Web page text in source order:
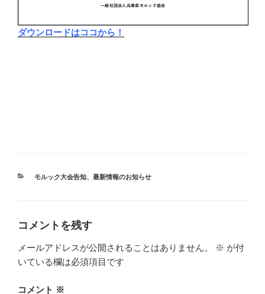
ダウンロードはココから！
カ
モルック大会告知、 最新情報のお知らせ
コメントを残す
メールアドレスが公開されることはありません。 ※ が付
いている欄は必須項目です
コメント ※